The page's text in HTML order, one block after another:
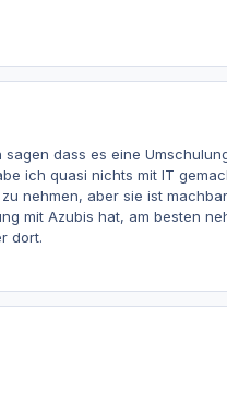
dass es eine
ich quasi nichts mit IT
nehmen, aber sie ist
mit Azubis hat, am besten
dort.